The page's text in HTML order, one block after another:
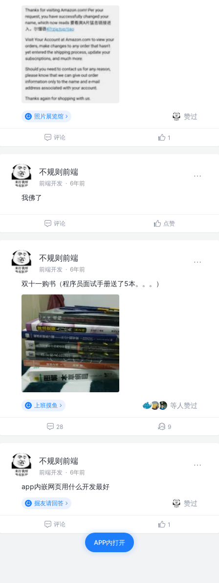
照片展览馆 赞过
评论 1
不规则前端
前端开发 · 6年前
我佛了
评论 点赞
不规则前端
前端开发 · 6年前
双十一购书（程序员面试手册送了5本。。。）
上班摸鱼 等人赞过
28 9
不规则前端
前端开发 · 6年前
app内嵌网页用什么开发最好
掘友请回答 赞过
评论 1
APP内打开